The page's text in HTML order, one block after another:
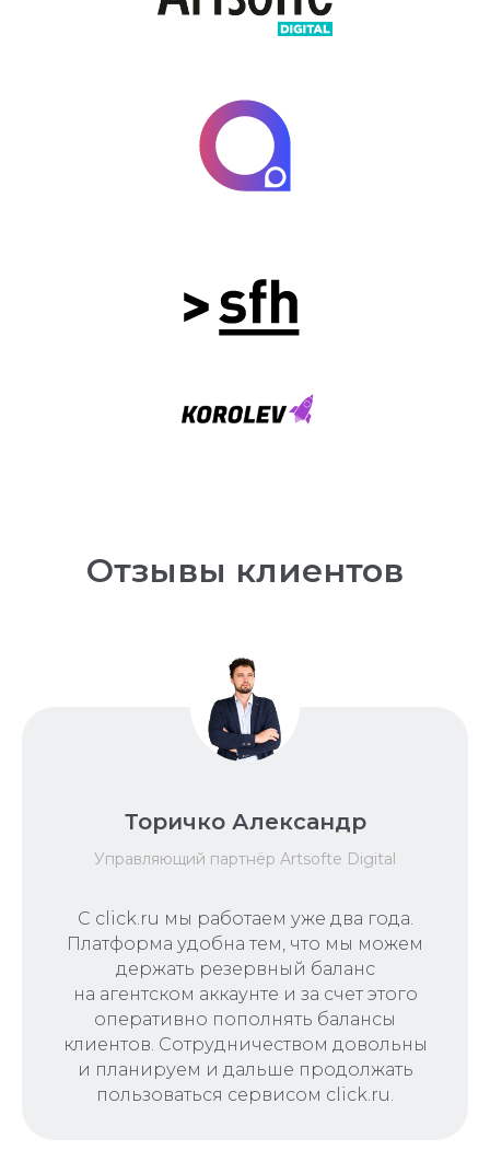
Отзывы клиентов
Торичко Александр
Управляющий партнёр Artsofte Digital
С click.ru мы работаем уже два года.
Платформа удобна тем, что мы можем
держать резервный баланс
на агентском аккаунте и за счет этого
оперативно пополнять балансы
клиентов. Сотрудничеством довольны
и планируем и дальше продолжать
пользоваться сервисом click.ru.